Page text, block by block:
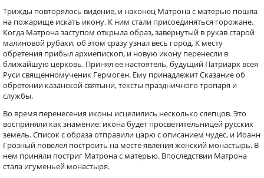
Трижды повторялось видение, и наконец Матрона с матерью пошла
на пожарище искать икону. К ним стали присоединяться горожане.
Когда Матрона заступом открыла образ, завернутый в рукав старой
малиновой рубахи, об этом сразу узнал весь город. К месту
обретения прибыл архиепископ, и новую икону перенесли в
ближайшую церковь. Принял ее настоятель, будущий Патриарх всея
Руси священномученик Гермоген. Ему принадлежит Сказание об
обретении казанской святыни, тексты праздничного тропаря и
службы.
Во время перенесения иконы исцелились несколько слепцов. Это
восприняли как знамение: икона будет просветительницей русских
земель. Список с образа отправили царю с описанием чудес, и Иоанн
Грозный повелел построить на месте явления женский монастырь. В
нем приняли постриг Матрона с матерью. Впоследствии Матрона
стала игуменьей монастыря.